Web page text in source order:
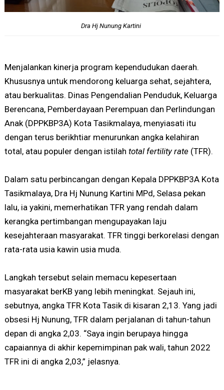
Dra Hj Nunung Kartini
Menjalankan kinerja program kependudukan daerah.
Khususnya untuk mendorong keluarga sehat, sejahtera,
atau berkualitas. Dinas Pengendalian Penduduk, Keluarga
Berencana, Pemberdayaan Perempuan dan Perlindungan
Anak (DPPKBP3A) Kota Tasikmalaya, menyiasati itu
dengan terus berikhtiar menurunkan angka kelahiran
total, atau populer dengan istilah total fertility rate (TFR).
Dalam satu perbincangan dengan Kepala DPPKBP3A Kota
Tasikmalaya, Dra Hj Nunung Kartini MPd, Selasa pekan
lalu, ia yakini, memerhatikan TFR yang rendah dalam
kerangka pertimbangan mengupayakan laju
kesejahteraan masyarakat. TFR tinggi berkorelasi dengan
rata-rata usia kawin usia muda.
Langkah tersebut selain memacu kepesertaan
masyarakat berKB yang lebih meningkat. Sejauh ini,
sebutnya, angka TFR Kota Tasik di kisaran 2,13. Yang jadi
obsesi Hj Nunung, TFR dalam perjalanan di tahun-tahun
depan di angka 2,03. “Saya ingin berupaya hingga
capaiannya di akhir kepemimpinan pak wali, tahun 2022
TFR ini di angka 2,03,” jelasnya.